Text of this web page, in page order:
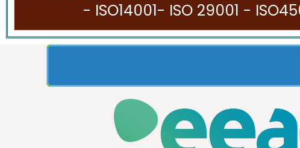
- ISO14001- ISO 29001 -